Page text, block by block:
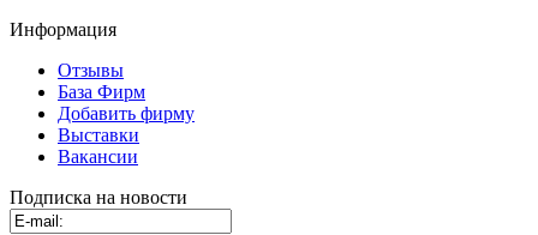
Информация
Отзывы
База Фирм
Добавить фирму
Выставки
Вакансии
Подписка на новости